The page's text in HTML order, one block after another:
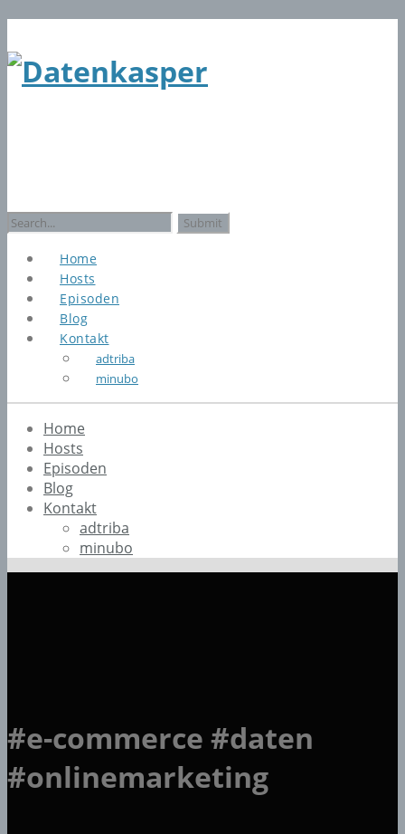
Search
Home
Hosts
Episoden
Blog
Kontakt
adtriba
minubo
Home
Hosts
Episoden
Blog
Kontakt
adtriba
minubo
#e-commerce #daten
#onlinemarketing